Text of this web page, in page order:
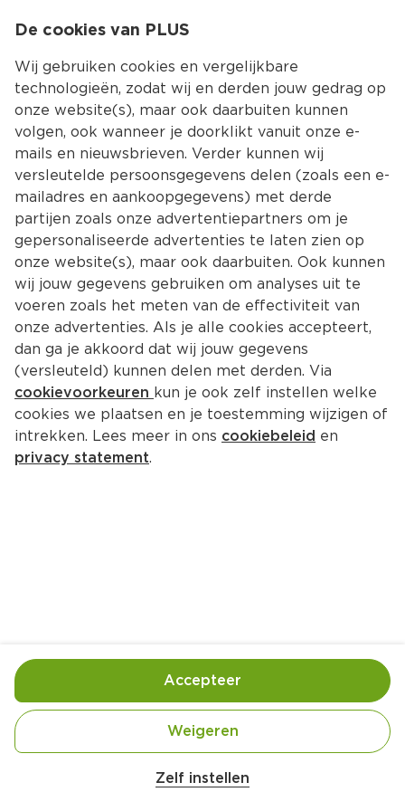
Kies jouw
Terug Producten
24 ICE Kesbeke Oranje Bom Shot
Doos 600 ml
Gebruik- en bewaarinstructies
Alleen voor volwassenen (18+)
De cookies van PLUS
Wij gebruiken cookies en vergelijkbare
technologieën, zodat wij en derden jouw gedrag op
onze website(s), maar ook daarbuiten kunnen
volgen, ook wanneer je doorklikt vanuit onze e-
mails en nieuwsbrieven. Verder kunnen wij
versleutelde persoonsgegevens delen (zoals een e-
mailadres en aankoopgegevens) met derde
partijen zoals onze advertentiepartners om je
gepersonaliseerde advertenties te laten zien op
onze website(s), maar ook daarbuiten. Ook kunnen
wij jouw gegevens gebruiken om analyses uit te
voeren zoals het meten van de effectiviteit van
onze advertenties. Als je alle cookies accepteert,
dan ga je akkoord dat wij jouw gegevens
(versleuteld) kunnen delen met derden. Via
cookievoorkeuren kun je ook zelf instellen welke
cookies we plaatsen en je toestemming wijzigen of
intrekken. Lees meer in ons cookiebeleid en
privacy statement.
Zelf instellen
Weigeren
Accepteer